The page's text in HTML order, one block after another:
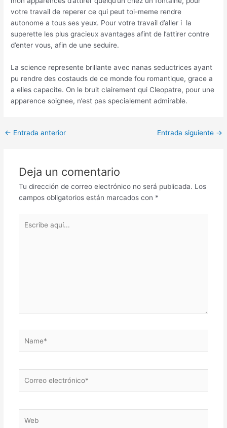
votre travail de reperer ce qui peut toi-meme rendre
autonome a tous ses yeux. Pour votre travail d’aller i la
superette les plus gracieux avantages afint de l’attirer contre
d’enter vous, afin de une seduire.
La science represente brillante avec nanas seductrices ayant
pu rendre des costauds de ce monde fou romantique, grace a
a elles capacite. On le bruit clairement qui Cleopatre, pour une
apparence soignee, n’est pas specialement admirable.
Post
← Entrada anterior Entrada siguiente →
Deja un comentario
Tu dirección de correo electrónico no será publicada. Los
campos obligatorios están marcados con *
aquí...
electrónico*